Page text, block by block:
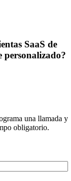
SaaS de
personalizado?
una llamada y
obligatorio.